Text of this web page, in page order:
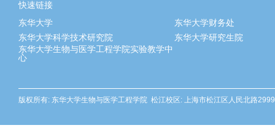
快速链接
东华大学
东华大学财务处
东华大学科学技术研究院
东华大学研究生院
东华大学生物与医学工程学院实验教学中
心
版权所有: 东华大学生物与医学工程学院 松江校区: 上海市松江区人民北路